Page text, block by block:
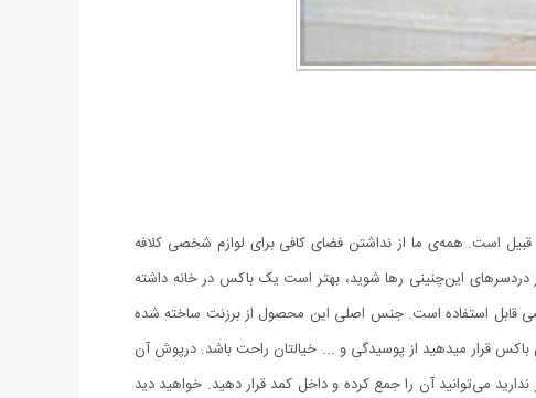
است. همه‌ی ما از نداشتن فضای کافی برای لوازم شخصی کلافه
دردسرهای این‌چنینی رها شوید، بهتر است یک باکس در خانه داشته
قابل استفاده است. جنس اصلی این محصول از برزنت ساخته شده
باکس قرار میدهید از پوسیدگی و ... خیالتان راحت باشد. درپوش آن
می‌توانید آن را جمع کرده و داخل کمد قرار دهید. خواهید دید